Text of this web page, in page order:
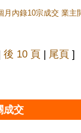
內錄10宗成交 業
後 10 頁 | 尾頁 ]
成交